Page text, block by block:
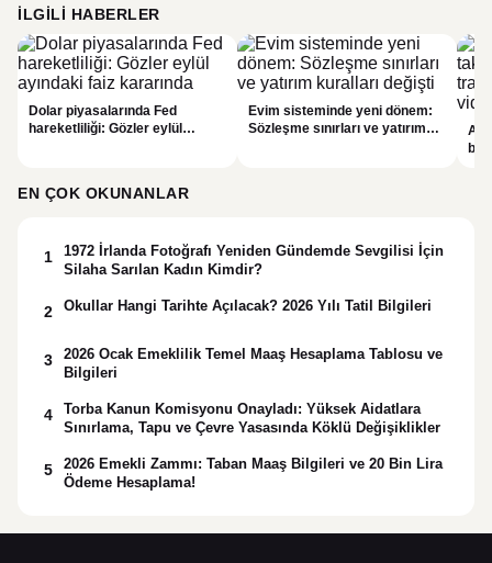
İLGILI HABERLER
Dolar piyasalarında Fed
hareketliliği: Gözler eylül
Evim sisteminde yeni dönem:
Sözleşme sınırları ve yatırım
EN ÇOK OKUNANLAR
1
1972 İrlanda Fotoğrafı Yeniden Gündemde Sevgilisi İçin
Silaha Sarılan Kadın Kimdir?
2 Okullar Hangi Tarihte Açılacak? 2026 Yılı Tatil Bilgileri
3
2026 Ocak Emeklilik Temel Maaş Hesaplama Tablosu ve
Bilgileri
4
Torba Kanun Komisyonu Onayladı: Yüksek Aidatlara
Sınırlama, Tapu ve Çevre Yasasında Köklü Değişiklikler
5
2026 Emekli Zammı: Taban Maaş Bilgileri ve 20 Bin Lira
Ödeme Hesaplama!